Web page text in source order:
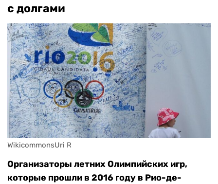
с долгами
WikicommonsUri R
Организаторы летних Олимпийских игр,
которые прошли в 2016 году в Рио-де-